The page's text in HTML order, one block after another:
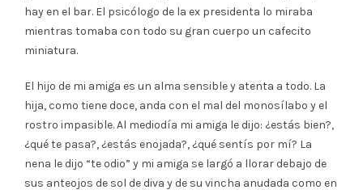
hay en el bar. El psicólogo de la ex presidenta lo miraba
mientras tomaba con todo su gran cuerpo un cafecito
miniatura.
El hijo de mi amiga es un alma sensible y atenta a todo. La
hija, como tiene doce, anda con el mal del monosílabo y el
rostro impasible. Al mediodía mi amiga le dijo: ¿estás bien?,
¿qué te pasa?, ¿estás enojada?, ¿qué sentís por mí? La
nena le dijo “te odio” y mi amiga se largó a llorar debajo de
sus anteojos de sol de diva y de su vincha anudada como en